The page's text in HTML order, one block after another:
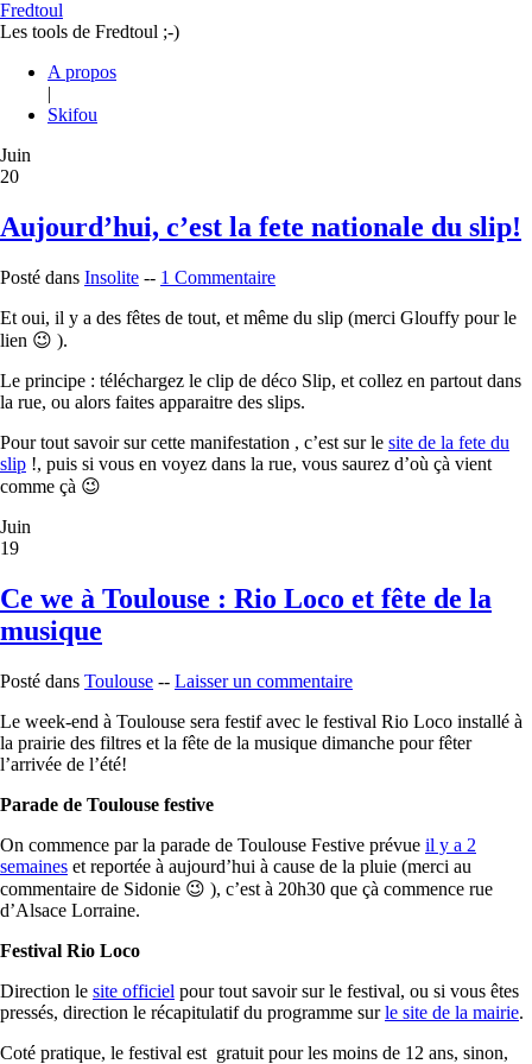
Fredtoul
Les tools de Fredtoul ;-)
A propos
|
Skifou
Juin
20
Aujourd’hui, c’est la fete nationale du slip!
Posté dans Insolite -- 1 Commentaire
Et oui, il y a des fêtes de tout, et même du slip (merci Glouffy pour le
lien 😉 ).
Le principe : téléchargez le clip de déco Slip, et collez en partout dans
la rue, ou alors faites apparaitre des slips.
Pour tout savoir sur cette manifestation , c’est sur le site de la fete du
slip !, puis si vous en voyez dans la rue, vous saurez d’où çà vient
comme çà 😉
Juin
19
Ce we à Toulouse : Rio Loco et fête de la
musique
Posté dans Toulouse -- Laisser un commentaire
Le week-end à Toulouse sera festif avec le festival Rio Loco installé à
la prairie des filtres et la fête de la musique dimanche pour fêter
l’arrivée de l’été!
Parade de Toulouse festive
On commence par la parade de Toulouse Festive prévue il y a 2
semaines et reportée à aujourd’hui à cause de la pluie (merci au
commentaire de Sidonie 😉 ), c’est à 20h30 que çà commence rue
d’Alsace Lorraine.
Festival Rio Loco
Direction le site officiel pour tout savoir sur le festival, ou si vous êtes
pressés, direction le récapitulatif du programme surle site de la mairie.
Coté pratique, le festival est gratuit pour les moins de 12 ans, sinon,